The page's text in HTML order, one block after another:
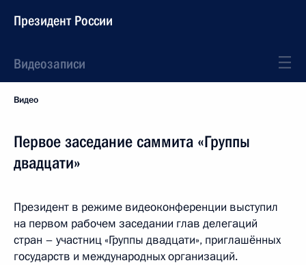
Президент России
Видеозаписи
Видео
Первое заседание саммита «Группы
двадцати»
Президент в режиме видеоконференции выступил
на первом рабочем заседании глав делегаций
стран – участниц «Группы двадцати», приглашённых
государств и международных организаций.